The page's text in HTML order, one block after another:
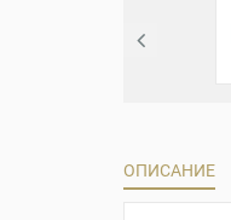
ОПИСАНИЕ